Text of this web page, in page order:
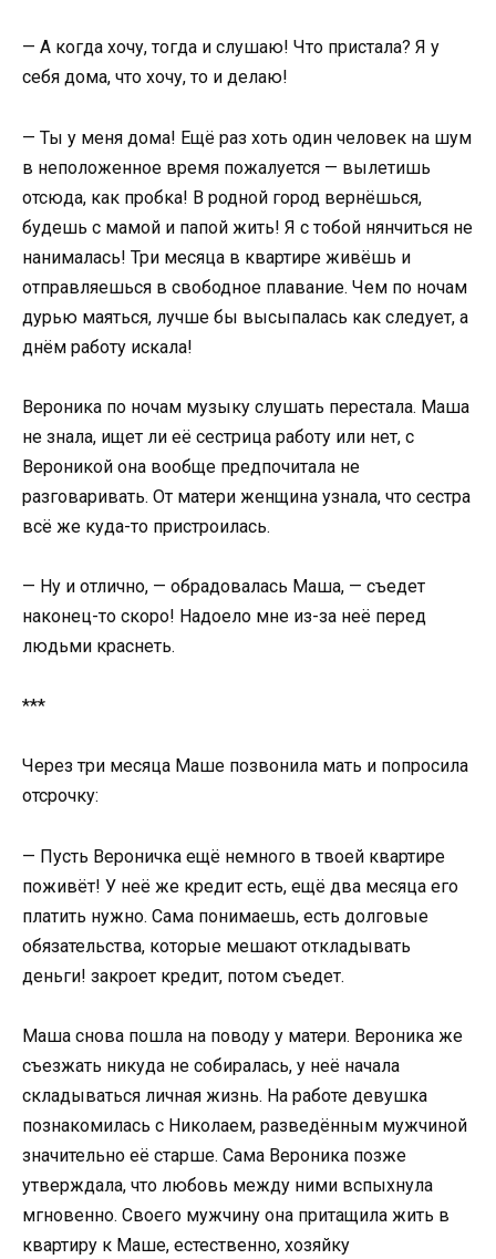
— А когда хочу, тогда и слушаю! Что пристала? Я у
себя дома, что хочу, то и делаю!
— Ты у меня дома! Ещё раз хоть один человек на шум
в неположенное время пожалуется — вылетишь
отсюда, как пробка! В родной город вернёшься,
будешь с мамой и папой жить! Я с тобой нянчиться не
нанималась! Три месяца в квартире живёшь и
отправляешься в свободное плавание. Чем по ночам
дурью маяться, лучше бы высыпалась как следует, а
днём работу искала!
Вероника по ночам музыку слушать перестала. Маша
не знала, ищет ли её сестрица работу или нет, с
Вероникой она вообще предпочитала не
разговаривать. От матери женщина узнала, что сестра
всё же куда-то пристроилась.
— Ну и отлично, — обрадовалась Маша, — съедет
наконец-то скоро! Надоело мне из-за неё перед
людьми краснеть.
***
Через три месяца Маше позвонила мать и попросила
отсрочку:
— Пусть Вероничка ещё немного в твоей квартире
поживёт! У неё же кредит есть, ещё два месяца его
платить нужно. Сама понимаешь, есть долговые
обязательства, которые мешают откладывать
деньги! закроет кредит, потом съедет.
Маша снова пошла на поводу у матери. Вероника же
съезжать никуда не собиралась, у неё начала
складываться личная жизнь. На работе девушка
познакомилась с Николаем, разведённым мужчиной
значительно её старше. Сама Вероника позже
утверждала, что любовь между ними вспыхнула
мгновенно. Своего мужчину она притащила жить в
квартиру к Маше, естественно, хозяйку